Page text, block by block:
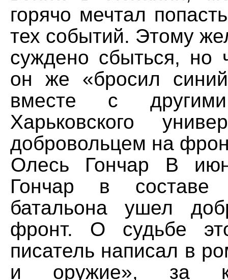
горячо мечтал
тех событий. Этому
суждено сбыться, но
он же «бросил
вместе с другими
Харьковского
добровольцем на
Олесь Гончар В
Гончар в составе
батальона ушел
фронт. О судьбе
писатель написал в
и оружие», за